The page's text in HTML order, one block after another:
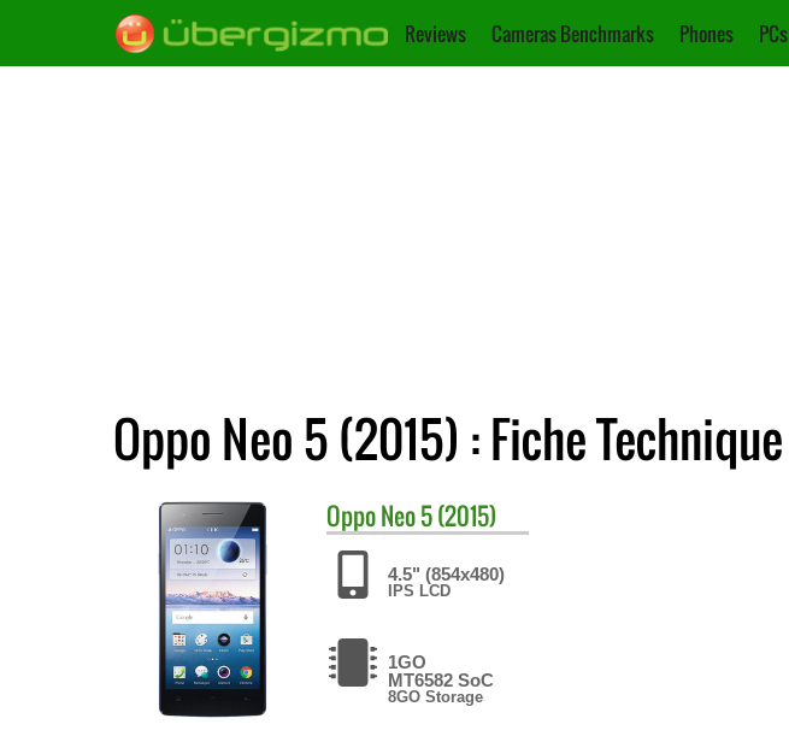
Reviews Cameras Benchmarks Phones PCs
Oppo Neo 5 (2015) : Fiche Technique
OppoNeo 5 (2015)
4.5" (854x480)
IPS LCD
1GO
MT6582 SoC
8GO Storage